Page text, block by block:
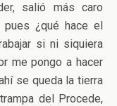
salió más caro
pues ¿qué hace el
si ni siquiera
me pongo a hacer
se queda la tierra
del Procede,